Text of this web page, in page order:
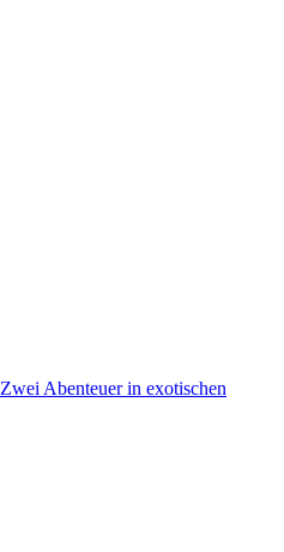
Zwei Abenteuer in exotischen